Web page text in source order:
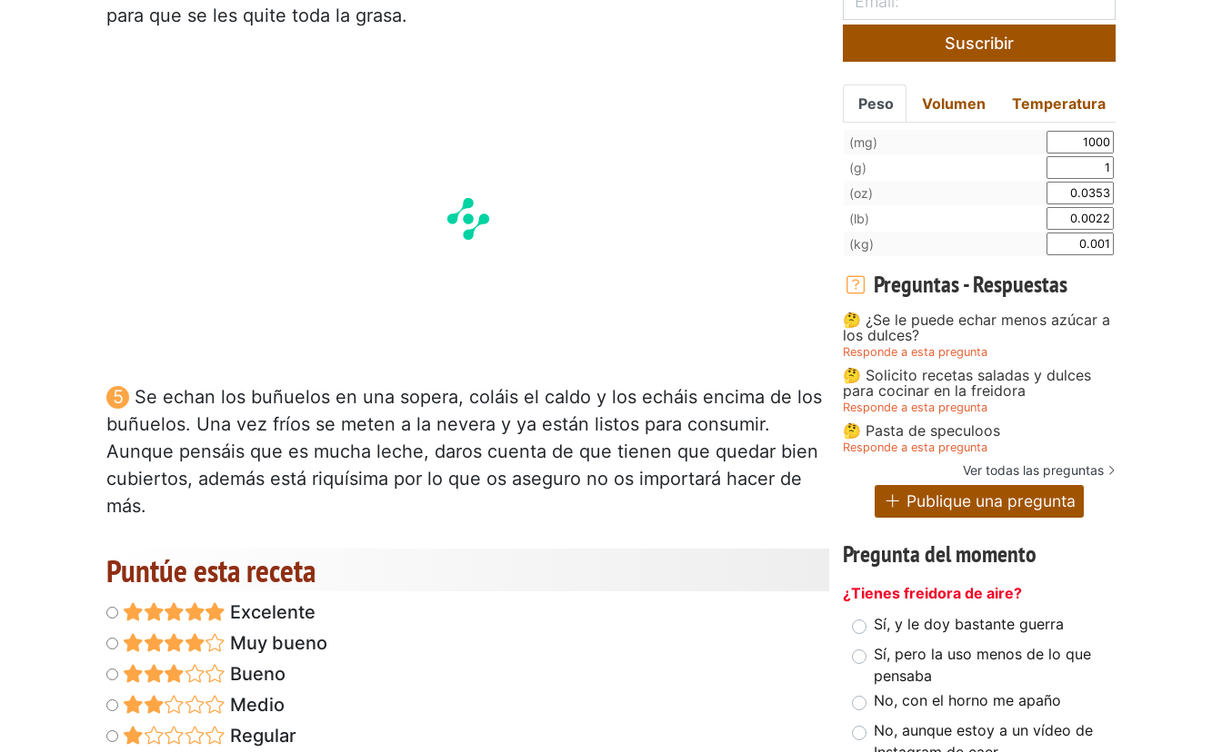
para que se les quite toda la grasa.
Se echan los buñuelos en una sopera, coláis el caldo y los echáis encima de los
buñuelos. Una vez fríos se meten a la nevera y ya están listos para consumir.
Aunque pensáis que es mucha leche, daros cuenta de que tienen que quedar bien
cubiertos, además está riquísima por lo que os aseguro no os importará hacer de
más.
Puntúe esta receta
Excelente
Muy bueno
Bueno
Medio
Regular
Suscribir
Peso Volumen Temperatura
(mg)
(g)
(oz)
(lb)
(kg)
Preguntas - Respuestas
🤔 ¿Se le puede echar menos azúcar a
los dulces?
Responde a esta pregunta
🤔 Solicito recetas saladas y dulces
para cocinar en la freidora
Responde a esta pregunta
🤔 Pasta de speculoos
Responde a esta pregunta
Ver todas las preguntas
Publique una pregunta
Pregunta del momento
¿Tienes freidora de aire?
Sí, y le doy bastante guerra
Sí, pero la uso menos de lo que
pensaba
No, con el horno me apaño
No, aunque estoy a un vídeo de